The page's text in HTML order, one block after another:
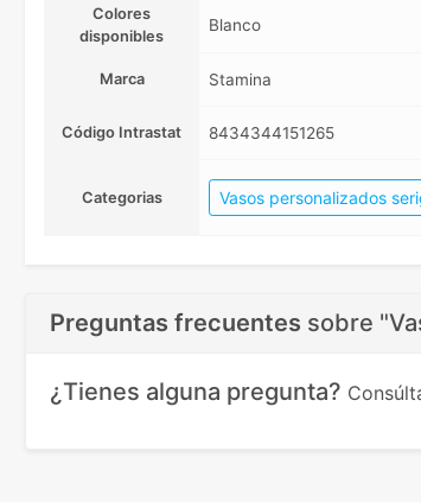
Colores
disponibles
Blanco
Marca Stamina
Código Intrastat 8434344151265
Categorias Vasos personalizados
Preguntas frecuentes sobre
¿Tienes alguna pregunta?